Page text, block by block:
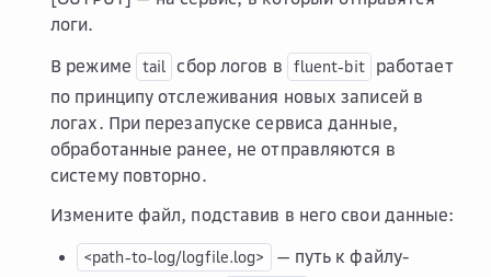
логи.
В режиме
tail сбор логов в fluent-bit
работает
по принципу отслеживания новых записей в
логах. При перезапуске сервиса данные,
обработанные ранее, не отправляются в
систему повторно.
Измените файл, подставив в него свои данные:
<path-to-log/logfile.log>
— путь к файлу-